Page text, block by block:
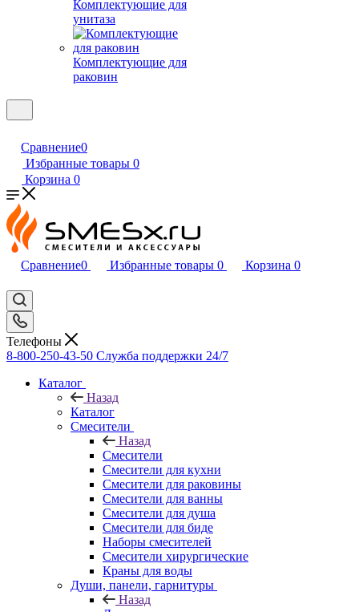
Комплектующие для
унитаза
Комплектующие для
раковин
Сравнение0
Избранные товары 0
Корзина 0
Сравнение0 Избранные товары 0 Корзина 0
Телефоны
8-800-250-43-50 Служба поддержки 24/7
Каталог
Назад
Каталог
Смесители
Назад
Смесители
Смесители для кухни
Смесители для раковины
Смесители для ванны
Смесители для душа
Смесители для биде
Наборы смесителей
Смесители хирургические
Краны для воды
Души, панели, гарнитуры
Назад